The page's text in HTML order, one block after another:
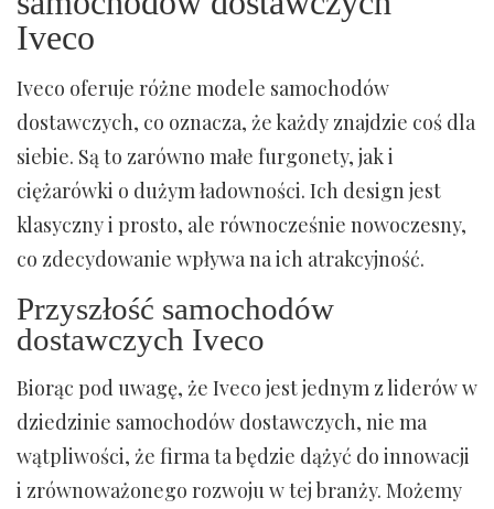
Iveco
Iveco oferuje różne modele samochodów
dostawczych, co oznacza, że każdy znajdzie coś dla
siebie. Są to zarówno małe furgonety, jak i
ciężarówki o dużym ładowności. Ich design jest
klasyczny i prosto, ale równocześnie nowoczesny,
co zdecydowanie wpływa na ich atrakcyjność.
Przyszłość samochodów
dostawczych Iveco
Biorąc pod uwagę, że Iveco jest jednym z liderów w
dziedzinie samochodów dostawczych, nie ma
wątpliwości, że firma ta będzie dążyć do innowacji
i zrównoważonego rozwoju w tej branży. Możemy